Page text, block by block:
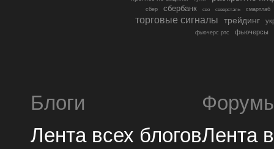
сбер сбербанк сво северсталь смартлаб
торговые сигналы трейдинг
фьючерс ртс фьючерсы
Блоги
Лента всех блоговЛента